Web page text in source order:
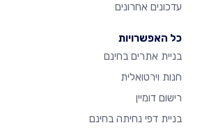
עדכונים אחרונים
כל האפשרויות
בניית אתרים בחינם
חנות וירטואלית
רישום דומיין
בניית דפי נחיתה בחינם